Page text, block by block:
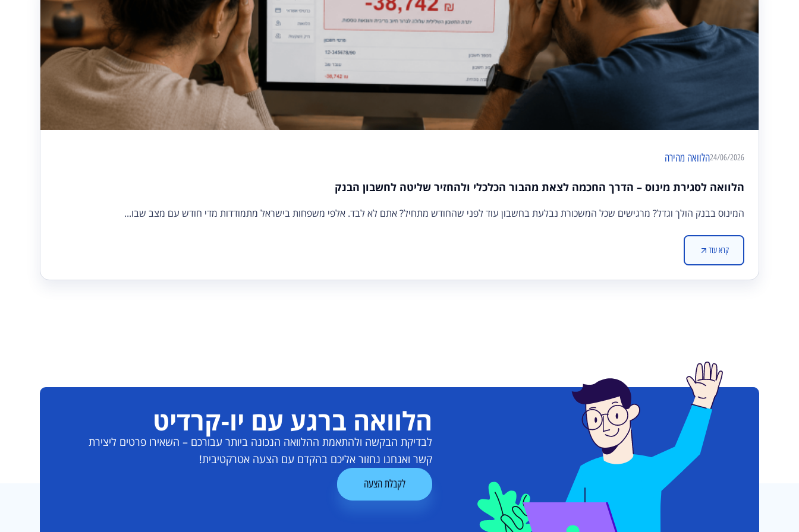
24/06/2026הלוואה מהירה
הלוואה לסגירת מינוס – הדרך החכמה לצאת מהבור הכלכלי ולהחזיר שליטה לחשבון הבנק
המינוס בבנק הולך וגדל? מרגישים שכל המשכורת נבלעת בחשבון עוד לפני שהחודש מתחיל? אתם לא לבד. אלפי משפחות בישראל מתמודדות מדי חודש עם מצב שבו...
קרא עוד
הלוואה ברגע עם יו-קרדיט
לבדיקת הבקשה ולהתאמת ההלוואה הנכונה ביותר עבורכם – השאירו פרטים ליצירת
קשר ואנחנו נחזור אליכם בהקדם עם הצעה אטרקטיבית!
לקבלת הצעה